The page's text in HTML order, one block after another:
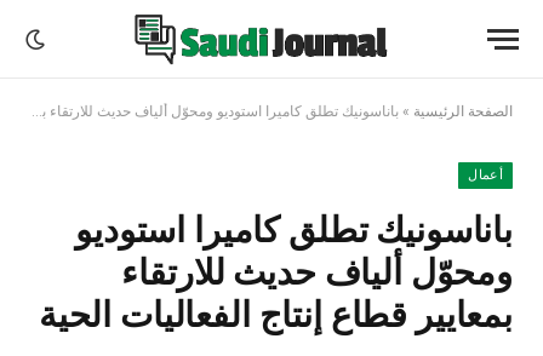
الصفحة الرئيسية » باناسونيك تطلق كاميرا استوديو ومحوّل ألياف حديث للارتقاء بمعايير قطاع إنتاج الفعاليات الحية
أعمال
باناسونيك تطلق كاميرا استوديو
ومحوّل ألياف حديث للارتقاء
بمعايير قطاع إنتاج الفعاليات الحية